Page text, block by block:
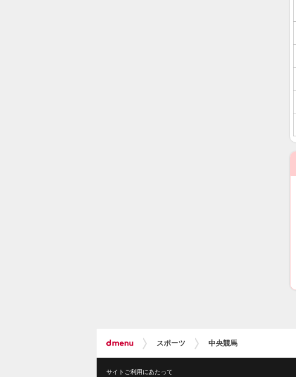
スポーツ 中央競馬
サイトご利用にあたって